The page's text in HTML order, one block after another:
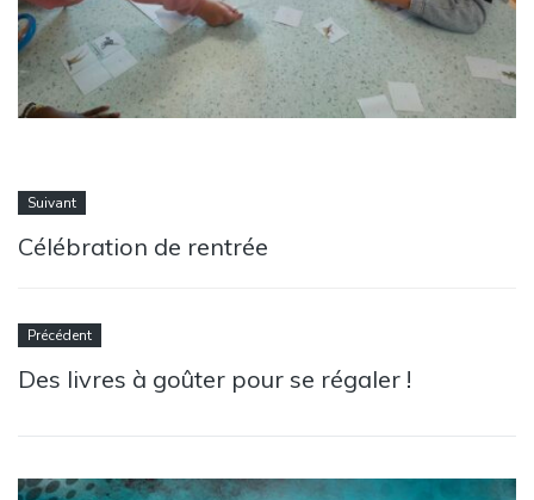
Suivant
Célébration de rentrée
Précédent
Des livres à goûter pour se régaler !